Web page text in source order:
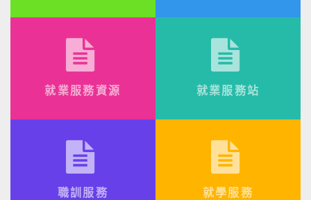
就業服務資源 就業服務站
職訓服務 就學服務